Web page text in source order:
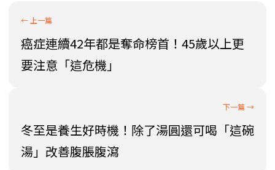
癌症連續42年都是奪命榜首！45歲以上更
要注意「這危機」
冬至是養生好時機！除了湯圓還可喝「這碗
湯」改善腹脹腹瀉